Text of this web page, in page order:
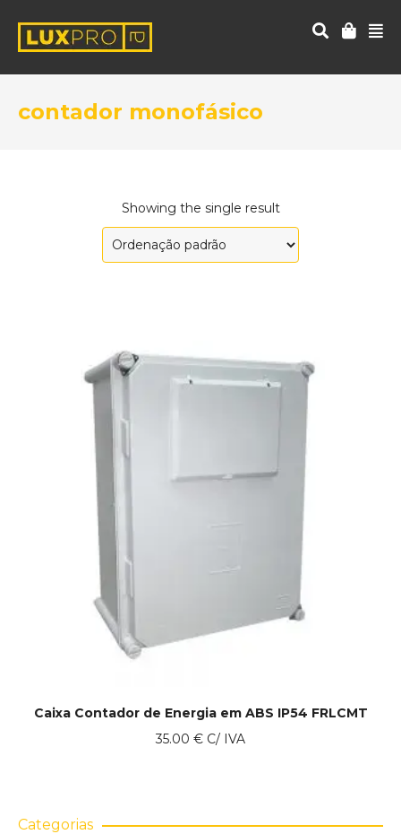
contador monofásico
Showing the single result
Caixa Contador de Energia em ABS IP54 FRLCMT
35.00 € C/ IVA
Categorias